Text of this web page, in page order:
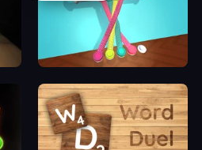
Tangle Master